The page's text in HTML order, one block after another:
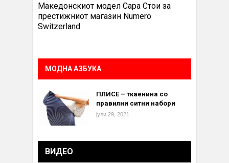
Македонскиот модел Сара Стои за
престижниот магазин Numero
Switzerland
МОДНА АЗБУКА
ПЛИСЕ – ткаенина со
правилни ситни набори
јули 29, 2021
ВИДЕО